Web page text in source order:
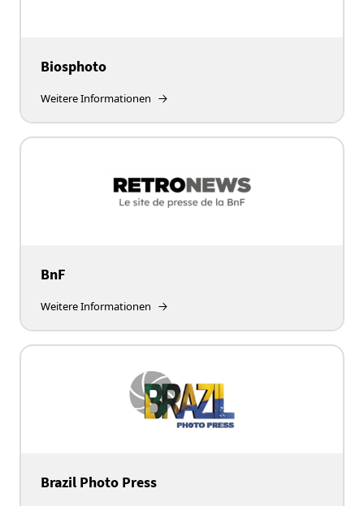
Biosphoto
Weitere Informationen
BnF
Weitere Informationen
Brazil Photo Press